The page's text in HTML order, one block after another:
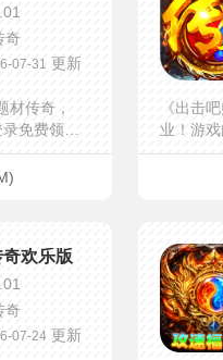
微氪玩
奇
07-31 更新
材传奇，
免费领取
+剧情，玩
每个大陆
《出击
业！游
级灵蛇
毒、新
爆出对应
屏，新
欢乐版
奇
07-24 更新